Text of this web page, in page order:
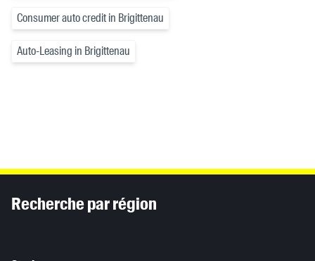
Consumer auto credit in Brigittenau
Auto-Leasing in Brigittenau
Recherche par région